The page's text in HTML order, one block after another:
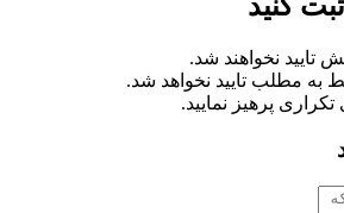
کنید
تایید نخواهند شد.
به مطلب تایید نخواهد شد.
تکراری پرهیز نمایید.